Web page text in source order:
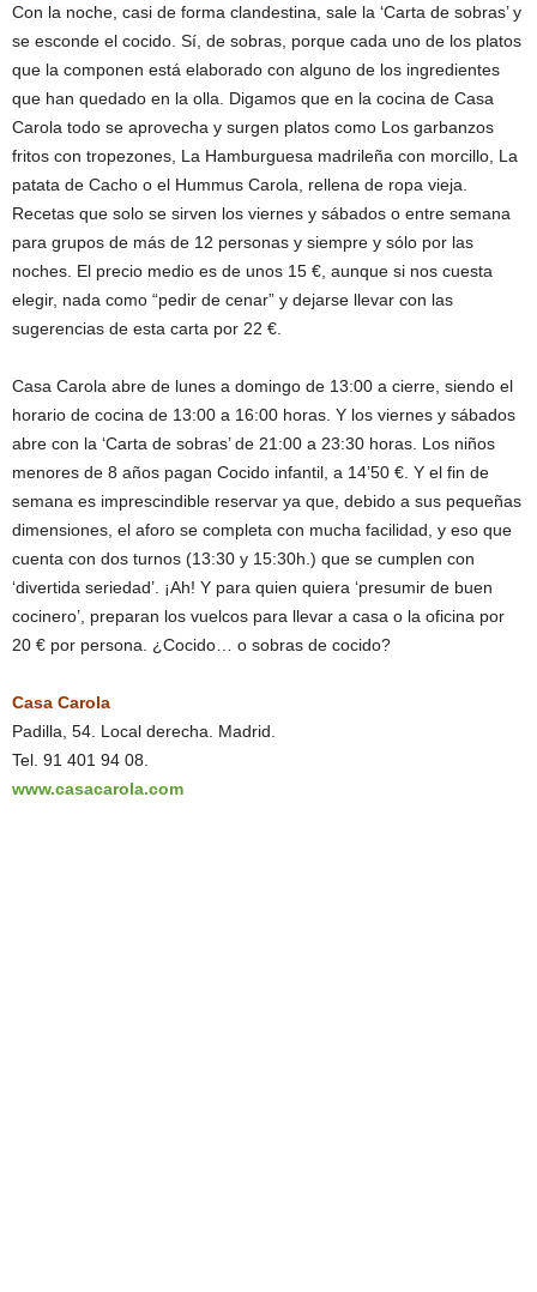
Con la noche, casi de forma clandestina, sale la ‘Carta de sobras’ y
se esconde el cocido. Sí, de sobras, porque cada uno de los platos
que la componen está elaborado con alguno de los ingredientes
que han quedado en la olla. Digamos que en la cocina de Casa
Carola todo se aprovecha y surgen platos como Los garbanzos
fritos con tropezones, La Hamburguesa madrileña con morcillo, La
patata de Cacho o el Hummus Carola, rellena de ropa vieja.
Recetas que solo se sirven los viernes y sábados o entre semana
para grupos de más de 12 personas y siempre y sólo por las
noches. El precio medio es de unos 15 €, aunque si nos cuesta
elegir, nada como “pedir de cenar” y dejarse llevar con las
sugerencias de esta carta por 22 €.
Casa Carola abre de lunes a domingo de 13:00 a cierre, siendo el
horario de cocina de 13:00 a 16:00 horas. Y los viernes y sábados
abre con la ‘Carta de sobras’ de 21:00 a 23:30 horas. Los niños
menores de 8 años pagan Cocido infantil, a 14’50 €. Y el fin de
semana es imprescindible reservar ya que, debido a sus pequeñas
dimensiones, el aforo se completa con mucha facilidad, y eso que
cuenta con dos turnos (13:30 y 15:30h.) que se cumplen con
‘divertida seriedad’. ¡Ah! Y para quien quiera ‘presumir de buen
cocinero’, preparan los vuelcos para llevar a casa o la oficina por
20 € por persona. ¿Cocido… o sobras de cocido?
Casa Carola
Padilla, 54. Local derecha. Madrid.
Tel. 91 401 94 08.
www.casacarola.com